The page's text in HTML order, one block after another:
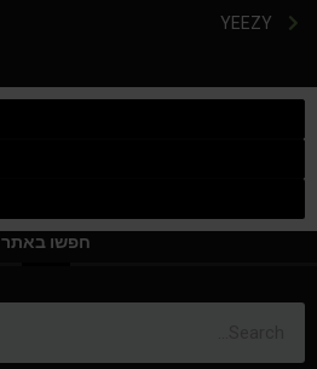
YEEZY
חפשו באתר